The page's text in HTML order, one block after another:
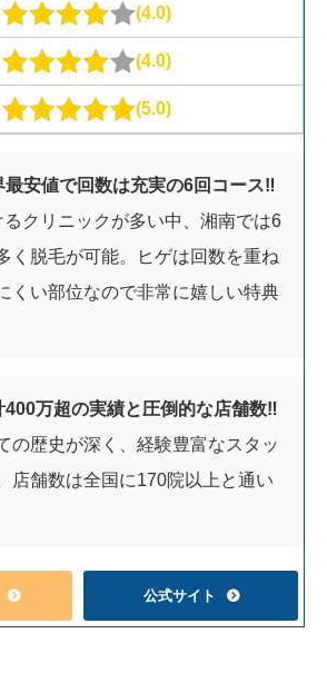
4.0
4.0
5.0
最安値で回数は充実の6回コース‼︎
クリニックが多い中、湘南では6
く脱毛が可能。ヒゲは回数を重ね
くい部位なので非常に嬉しい特典
400万超の実績と圧倒的な店舗数‼︎
の歴史が深く、経験豊富なスタッ
店舗数は全国に170院以上と通い
公式サイト